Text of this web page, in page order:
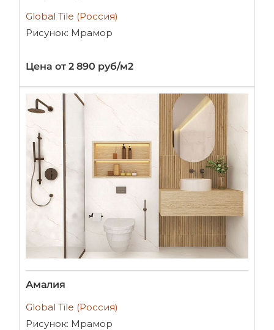
Global Tile (Россия)
Рисунок: Мрамор
Цена от 2 890 руб/м2
Амалия
Global Tile (Россия)
Рисунок: Мрамор